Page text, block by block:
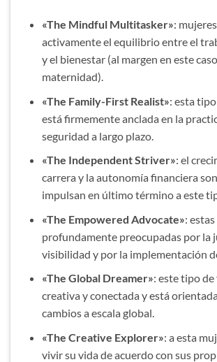
«The Mindful Multitasker»:
activamente el equilibrio entre el
y el bienestar (al margen en este
maternidad).
«The Family-First Realist»: esta
está firmemente anclada en la
seguridad a largo plazo.
«The Independent Striver»: el
carrera y la autonomía financiera
impulsan en último término a este
«The Empowered Advocate»:
profundamente preocupadas por la
visibilidad y por la implementación
«The Global Dreamer»: este tipo de
creativa y conectada y está
cambios a escala global.
«The Creative Explorer»: a esta
vivir su vida de acuerdo con sus